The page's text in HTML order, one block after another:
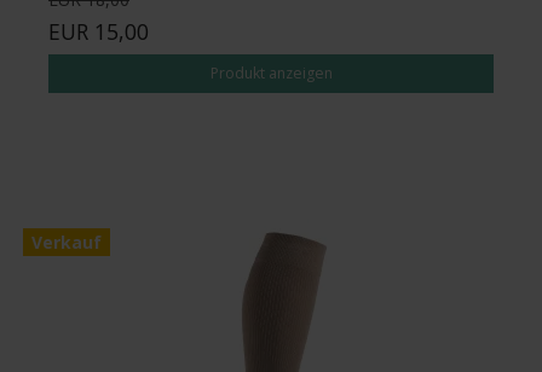
EUR 15,00
Produkt anzeigen
Verkauf